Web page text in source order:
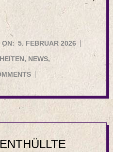
ON: 5. FEBRUAR 2026
, NEWS,